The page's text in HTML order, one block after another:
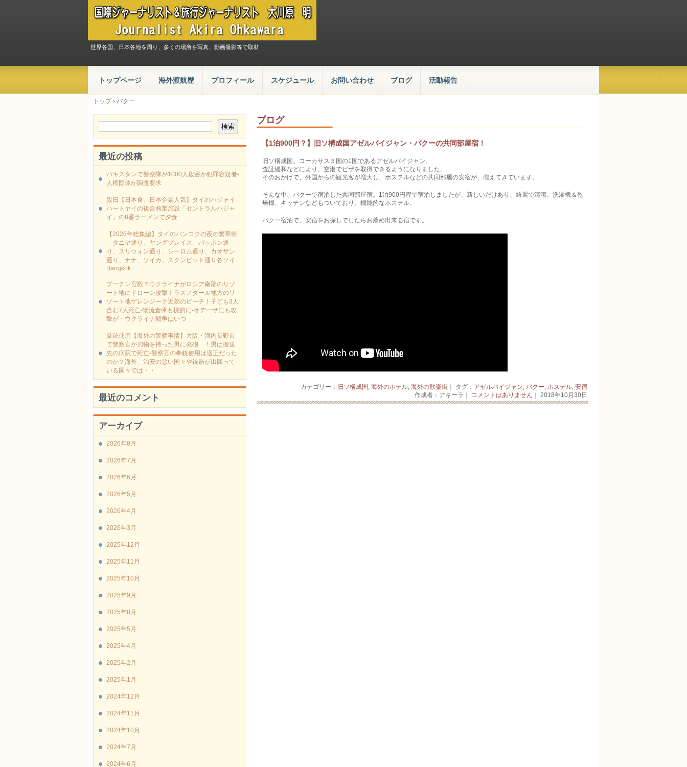
世界各国、日本各地を周り、多くの場所を写真、動画撮影等で取材
トップページ 海外渡航歴 プロフィール スケジュール お問い合わせ ブログ 活動報告
トップ› バクー
ブログ
【1泊900円？】旧ソ構成国アゼルバイジャン・バクーの共同部屋宿！
旧ソ構成国、コーカサス３国の1国であるアゼルバイジャン。
査証緩和などにより、空港でビザを取得できるようになりました。
そのおかげで、外国からの観光客が増大し、ホステルなどの共同部屋の安宿が、増えてきています。
そんな中、バクーで宿泊した共同部屋宿。1泊900円程で宿泊しましたが、新しいだけあり、綺麗で清潔。洗濯機＆乾
燥機、キッチンなどもついており、機能的なホステル。
バクー宿泊で、安宿をお探しでしたらお薦め出来る宿です。
カテゴリー： 旧ソ構成国 海外のホテル, 海外の歓楽街｜ タグ： アゼルバイジャン バクー ホステル, 安宿
作成者：アキーラ｜
コメントはありません ｜ 2018年10月30日
最近の投稿
パキスタンで警察隊が1000人殺害か犯罪容疑者-
人権団体が調査要求
親日【日本食、日本企業人気】タイのハジャイ
ハートヤイの複合商業施設「セントラルハジャ
イ」の8番ラーメンで夕食
【2026年総集編】タイのバンコクの夜の繁華街
「タニヤ通り、ヤングプレイス、パッポン通
り、スリウォン通り、シーロム通り、カオサン
通り、ナナ、ソイカ」スクンビット通り各ソイ
Bangkok
プーチン宮殿？ウクライナがロシア南部のリゾ
ート地にドローン攻撃！ラスノダール地方のリ
ゾート地ゲレンジーク近郊のビーチ！子ども3人
含む7人死亡-物流倉庫も標的に‐オデーサにも攻
撃が・ウクライナ戦争はいつ
拳銃使用【海外の警察事情】大阪・河内長野市
で警察官が刃物を持った男に発砲 ！男は搬送
先の病院で死亡-警察官の拳銃使用は適正だった
のか？海外、治安の悪い国々や銃器が出回って
いる国々では・・
最近のコメント
アーカイブ
2026年8月
2026年7月
2026年6月
2026年5月
2026年4月
2026年3月
2025年12月
2025年11月
2025年10月
2025年9月
2025年8月
2025年5月
2025年4月
2025年2月
2025年1月
2024年12月
2024年11月
2024年10月
2024年7月
2024年6月